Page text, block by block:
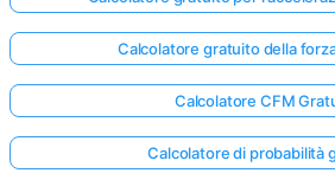
Calcolatore gratuito della
Calcolatore CFM
Calcolatore di probabilità